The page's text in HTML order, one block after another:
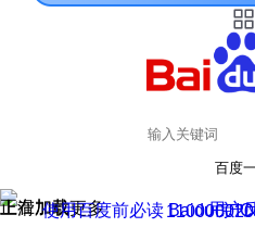
百度
正在加载
上滑加载更多 用户
使用百度前必读 Baidu 京
京公网安备